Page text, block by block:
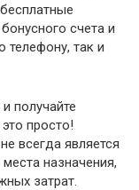
счета и
телефону, так и
получайте
просто!
всегда является
назначения,
затрат.